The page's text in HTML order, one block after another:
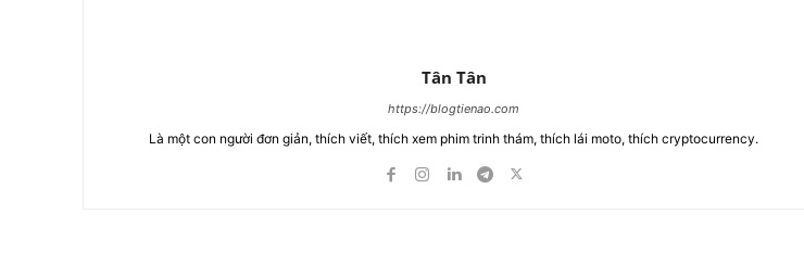
Tân Tân
https://blogtienao.com
Là một con người đơn giản, thích viết, thích xem phim trinh thám, thích lái moto, thích cryptocurrency.